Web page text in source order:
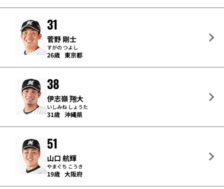
31
菅野 剛士
すがの つよし
26歳 東京都
38
伊志嶺 翔大
いしみね しょうた
31歳 沖縄県
51
山口 航輝
やまぐち こうき
19歳 大阪府